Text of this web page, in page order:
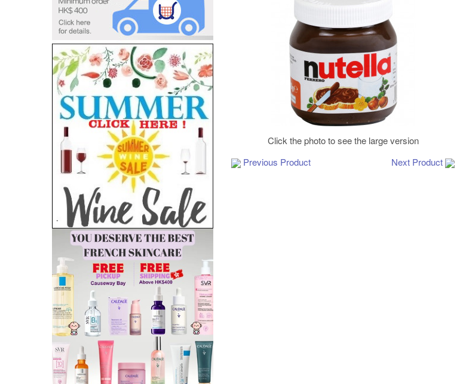
Click the photo to see the large version
Previous Product
Next Product
Add to Cart